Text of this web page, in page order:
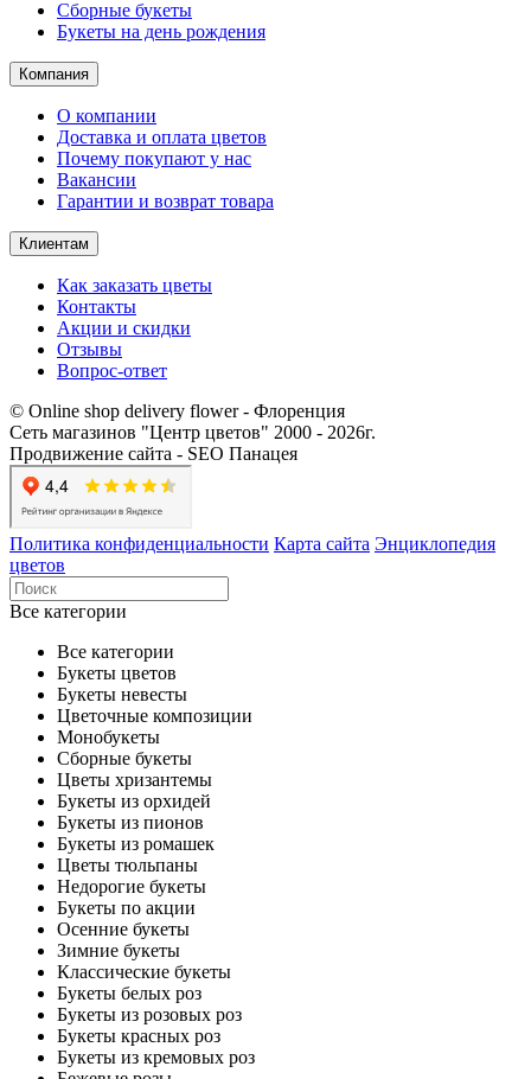
Сборные букеты
Букеты на день рождения
Компания
О компании
Доставка и оплата цветов
Почему покупают у нас
Вакансии
Гарантии и возврат товара
Клиентам
Как заказать цветы
Контакты​
Акции и скидки
Отзывы
Вопрос-ответ
© Online shop delivery flower - Флоренция
Сеть магазинов "Центр цветов" 2000 ‐ 2026г.
Продвижение сайта - SEO Панацея
Политика конфиденциальности Карта сайта Энциклопедия
цветов
Все категории
Все категории
Букеты цветов
Букеты невесты
Цветочные композиции
Монобукеты
Сборные букеты
Цветы хризантемы
Букеты из орхидей
Букеты из пионов
Букеты из ромашек
Цветы тюльпаны
Недорогие букеты
Букеты по акции
Осенние букеты
Зимние букеты
Классические букеты
Букеты белых роз
Букеты из розовых роз
Букеты красных роз
Букеты из кремовых роз